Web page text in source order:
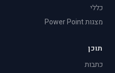
כללי
מצגות Power Point
תוכן
כתבות